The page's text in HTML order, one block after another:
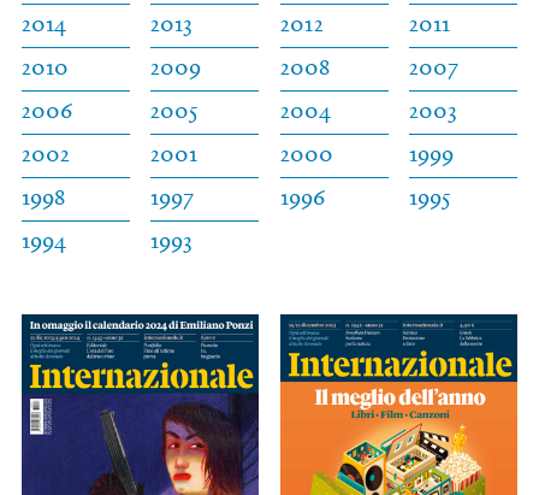
2014
2013 2012
2011
2010
2009 2008
2007
2006
2005 2004
2003
2002
2001 2000
1999
1998
1997 1996
1995
1994
1993